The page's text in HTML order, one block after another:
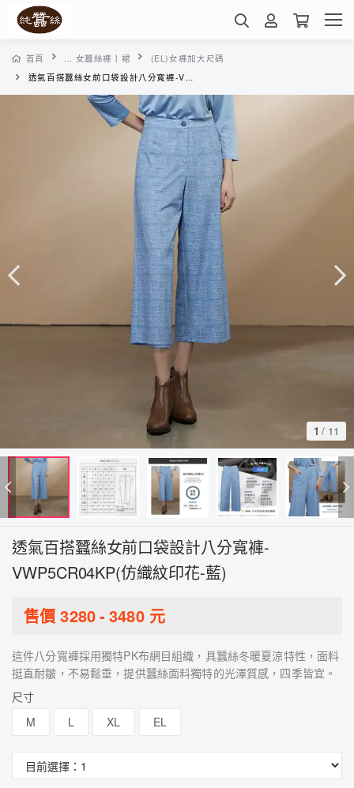
首頁 ... 女蠶絲褲丨裙
(EL)女褲加大尺碼
透氣百搭蠶絲女前口袋設計八分寬褲-VWP5CR04KP(仿織紋印花-藍)
1 / 11
透氣百搭蠶絲女前口袋設計八分寬褲-
VWP5CR04KP(仿織紋印花-藍)
售價3280- 3480元
這件八分寬褲採用獨特PK布網目組織，具蠶絲冬暖夏涼特性，面料
挺直耐皺，不易鬆垂，提供蠶絲面料獨特的光澤質感，四季皆宜。
尺寸
M
L XL EL